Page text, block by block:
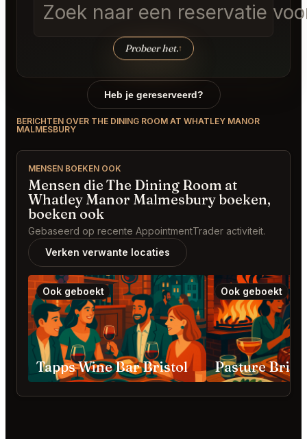
Zoek naar een reservatie
Probeer het.↑
Heb je gereserveerd?
BERICHTEN OVER THE DINING ROOM AT WHATLEY MANOR
MALMESBURY
MENSEN BOEKEN OOK
Mensen die The Dining Room at
Whatley Manor Malmesbury boeken,
boeken ook
Gebaseerd op recente AppointmentTrader activiteit.
Verken verwante locaties
Ook geboekt
Tapps Wine Bar Bristol
Ook geboekt
Pasture